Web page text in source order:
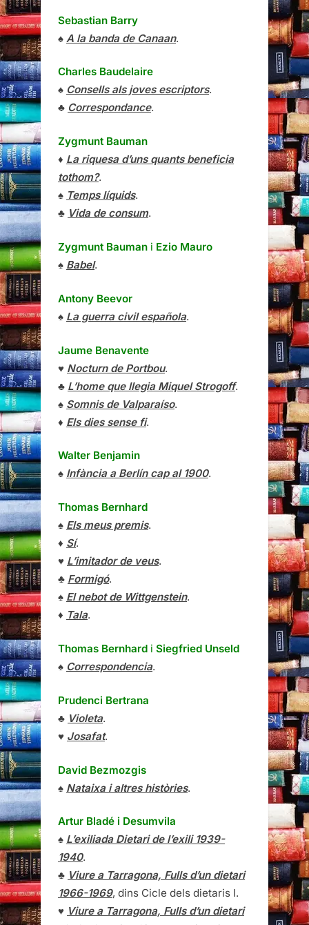
Sebastian Barry
♠ A la banda de Canaan.
Charles Baudelaire
♠ Consells als joves escriptors.
♣ Correspondance.
Zygmunt Bauman
♦ La riquesa d’uns quants beneficia
tothom?.
♠ Temps líquids.
♣ Vida de consum.
Zygmunt Bauman i Ezio Mauro
♠ Babel.
Antony Beevor
♠ La guerra civil española.
Jaume Benavente
♥ Nocturn de Portbou.
♣ L’home que llegia Miquel Strogoff.
♠ Somnis de Valparaíso.
♦ Els dies sense fi.
Walter Benjamin
♠ Infància a Berlín cap al 1900.
Thomas Bernhard
♠ Els meus premis.
♦ Sí.
♥ L’imitador de veus.
♣ Formigó.
♠ El nebot de Wittgenstein.
♦ Tala.
Thomas Bernhard i Siegfried Unseld
♠ Correspondencia.
Prudenci Bertrana
♣ Violeta.
♥ Josafat.
David Bezmozgis
♠ Nataixa i altres històries.
Artur Bladé i Desumvila
♠ L’exiliada Dietari de l’exili 1939-
1940.
♣ Viure a Tarragona, Fulls d’un dietari
1966-1969, dins Cicle dels dietaris I.
♥ Viure a Tarragona, Fulls d’un dietari